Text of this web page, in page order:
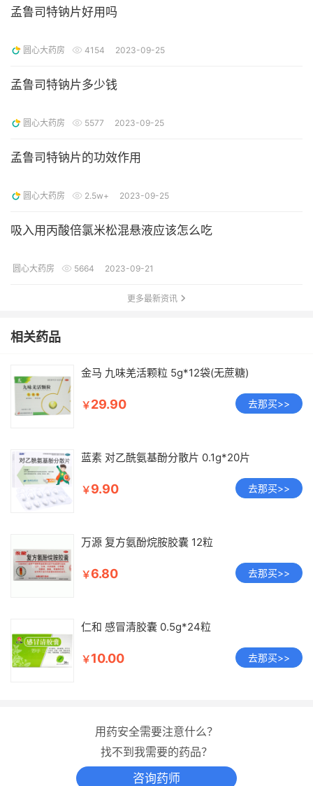
孟鲁司特钠片好用吗
圆心大药房 4154 2023-09-25
孟鲁司特钠片多少钱
圆心大药房 5577 2023-09-25
孟鲁司特钠片的功效作用
圆心大药房 2.5w+ 2023-09-25
吸入用丙酸倍氯米松混悬液应该怎么吃
圆心大药房 5664 2023-09-21
更多最新资讯
相关药品
金马 九味羌活颗粒 5g*12袋(无蔗糖)
￥29.90 去那买>>
蓝素 对乙酰氨基酚分散片 0.1g*20片
￥9.90 去那买>>
万源 复方氨酚烷胺胶囊 12粒
￥6.80 去那买>>
仁和 感冒清胶囊 0.5g*24粒
￥10.00 去那买>>
用药安全需要注意什么？
找不到我需要的药品？
咨询药师